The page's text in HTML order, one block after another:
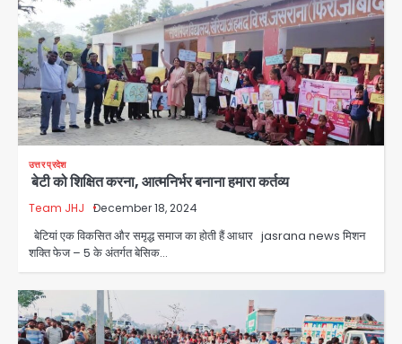
उत्तर प्रदेश
बेटी को शिक्षित करना, आत्मनिर्भर बनाना हमारा कर्तव्य
Team JHJ December 18, 2024
बेटियां एक विकसित और समृद्ध समाज का होती हैं आधार jasrana news मिशन
शक्ति फेज – 5 के अंतर्गत बेसिक…